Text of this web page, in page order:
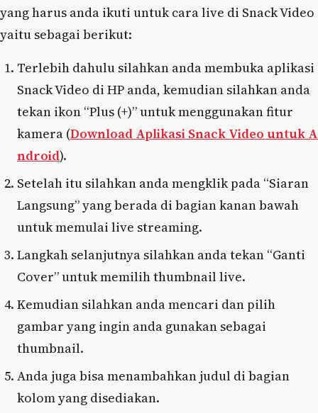
yang harus anda ikuti untuk cara live di Snack Video
yaitu sebagai berikut:
Terlebih dahulu silahkan anda membuka aplikasi
Snack Video di HP anda, kemudian silahkan anda
tekan ikon “Plus (+)” untuk menggunakan fitur
kamera (Download Aplikasi Snack Video untuk A
ndroid).
Setelah itu silahkan anda mengklik pada “Siaran
Langsung” yang berada di bagian kanan bawah
untuk memulai live streaming.
Langkah selanjutnya silahkan anda tekan “Ganti
Cover” untuk memilih thumbnail live.
Kemudian silahkan anda mencari dan pilih
gambar yang ingin anda gunakan sebagai
thumbnail.
Anda juga bisa menambahkan judul di bagian
kolom yang disediakan.